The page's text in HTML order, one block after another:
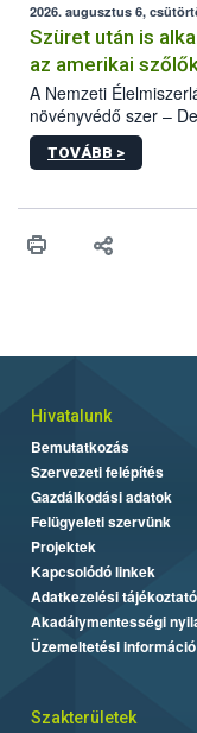
az intenzív felderítést,
hatósággal is
2026. augusztus 6,
Szüret után is
az amerikai
A Nemzeti
növényvédő szer –
engedélyokiratát
egészen a
érésű szőlőkben is
felhasználók számára
TOVÁBB >
Hivatalunk
Bemutatkozás
Szervezeti felépítés
Gazdálkodási adatok
Felügyeleti szervünk
Projektek
Kapcsolódó linkek
Adatkezelési tájékoztató
Akadálymentességi
Üzemeltetési információ
Szakterületek